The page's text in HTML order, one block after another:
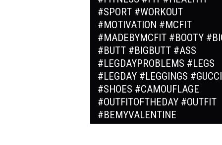
#SPORT #WORKOUT
#MOTIVATION #MCFIT
#MADEBYMCFIT #BOOTY
#BUTT #BIGBUTT #ASS
#LEGDAYPROBLEMS #LEGS
#LEGDAY #LEGGINGS #GUCCI
#SHOES #CAMOUFLAGE
#OUTFITOFTHEDAY #OUTFIT
#BEMYVALENTINE